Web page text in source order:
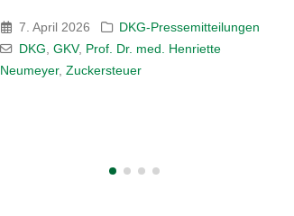
Kürzungen, zusätzliche...
DKG-Pressemitteilungen